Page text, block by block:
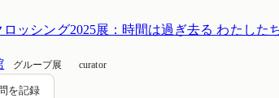
ロッシング2025展：時間は過ぎ去る わたした
グループ展 curator
を記録